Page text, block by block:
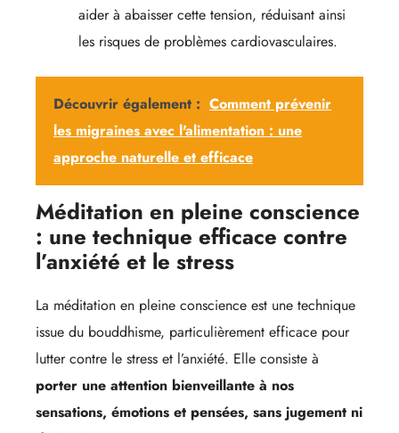
aider à abaisser cette tension, réduisant ainsi
les risques de problèmes cardiovasculaires.
Découvrir également : Comment prévenir
les migraines avec l'alimentation : une
approche naturelle et efficace
Méditation en pleine conscience
: une technique efficace contre
l’anxiété et le stress
La méditation en pleine conscience est une technique
issue du bouddhisme, particulièrement efficace pour
lutter contre le stress et l’anxiété. Elle consiste à
porter une attention bienveillante à nos
sensations, émotions et pensées, sans jugement ni